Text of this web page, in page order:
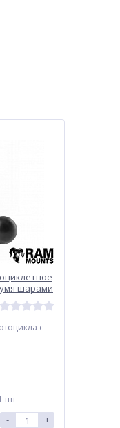
шарами
с
шт
- +